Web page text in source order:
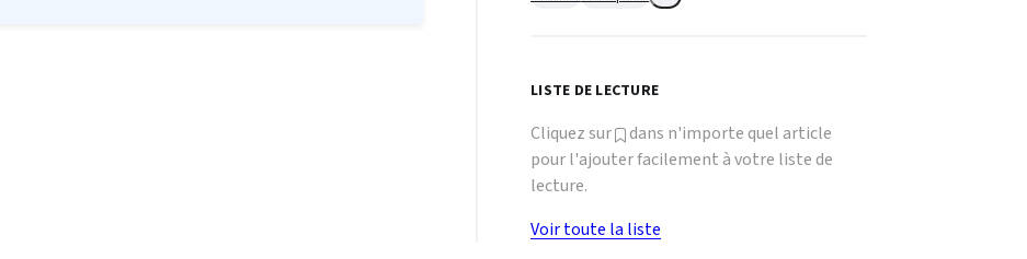
LISTE DE LECTURE
Cliquez sur
dans n'importe quel article
pour l'ajouter facilement à votre liste de
lecture.
Voir toute la liste